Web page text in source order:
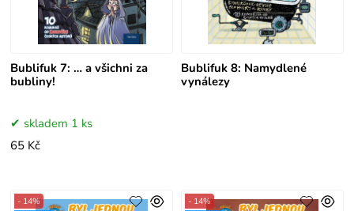
Bublifuk 7: … a všichni za
bubliny!
skladem 1 ks
65 Kč
Bublifuk 8: Namydlené
vynálezy
- 14%
- 14%